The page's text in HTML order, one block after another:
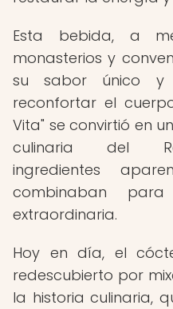
Esta bebida, a
monasterios y
su sabor único y
reconfortar el
Vita" se convirtió en
culinaria del
ingredientes
combinaban
extraordinaria.
Hoy en día, el
redescubierto por
la historia culinaria,